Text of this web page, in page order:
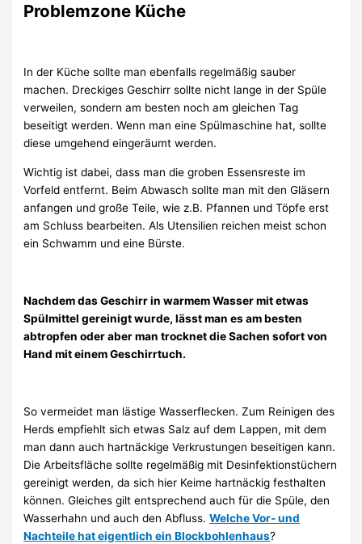
Problemzone Küche
In der Küche sollte man ebenfalls regelmäßig sauber
machen. Dreckiges Geschirr sollte nicht lange in der Spüle
verweilen, sondern am besten noch am gleichen Tag
beseitigt werden. Wenn man eine Spülmaschine hat, sollte
diese umgehend eingeräumt werden.
Wichtig ist dabei, dass man die groben Essensreste im
Vorfeld entfernt. Beim Abwasch sollte man mit den Gläsern
anfangen und große Teile, wie z.B. Pfannen und Töpfe erst
am Schluss bearbeiten. Als Utensilien reichen meist schon
ein Schwamm und eine Bürste.
Nachdem das Geschirr in warmem Wasser mit etwas
Spülmittel gereinigt wurde, lässt man es am besten
abtropfen oder aber man trocknet die Sachen sofort von
Hand mit einem Geschirrtuch.
So vermeidet man lästige Wasserflecken. Zum Reinigen des
Herds empfiehlt sich etwas Salz auf dem Lappen, mit dem
man dann auch hartnäckige Verkrustungen beseitigen kann.
Die Arbeitsfläche sollte regelmäßig mit Desinfektionstüchern
gereinigt werden, da sich hier Keime hartnäckig festhalten
können. Gleiches gilt entsprechend auch für die Spüle, den
Wasserhahn und auch den Abfluss.Welche Vor- und
Nachteile hat eigentlich ein Blockbohlenhaus?